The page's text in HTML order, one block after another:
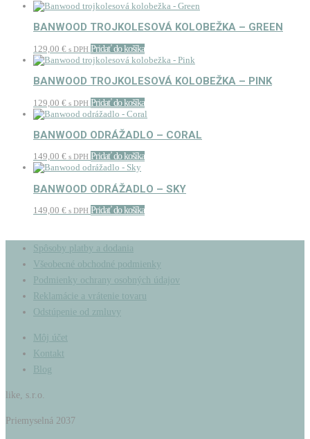
BANWOOD TROJKOLESOVÁ KOLOBEŽKA – GREEN
129,00 € s DPH Pridať do košíka
BANWOOD TROJKOLESOVÁ KOLOBEŽKA – PINK
129,00 € s DPH Pridať do košíka
BANWOOD ODRÁŽADLO – CORAL
149,00 € s DPH Pridať do košíka
BANWOOD ODRÁŽADLO – SKY
149,00 € s DPH Pridať do košíka
Spôsoby platby a dodania
Všeobecné obchodné podmienky
Podmienky ochrany osobných údajov
Reklamácie a vrátenie tovaru
Odstúpenie od zmluvy
Môj účet
Kontakt
Blog
like, s.r.o.
Priemyselná 2037